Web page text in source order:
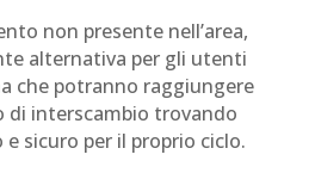
non presente nell’area,
alternativa per gli utenti
che potranno raggiungere
di interscambio trovando
sicuro per il proprio ciclo.